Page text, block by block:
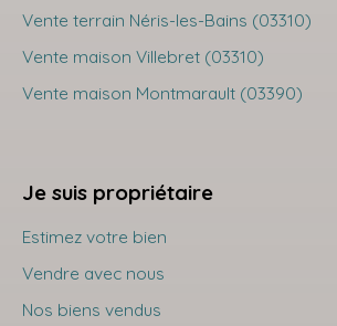
Vente terrain Néris-les-Bains (03310)
Vente maison Villebret (03310)
Vente maison Montmarault (03390)
Je suis propriétaire
Estimez votre bien
Vendre avec nous
Nos biens vendus